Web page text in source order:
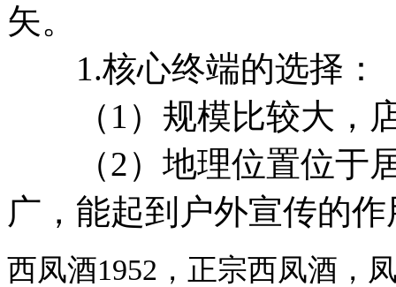
矢。
1.核心终端的选择：
（1）规模比较大，店
（2）地理位置位于居
广，能起到户外宣传的作
西凤酒1952，正宗西凤酒